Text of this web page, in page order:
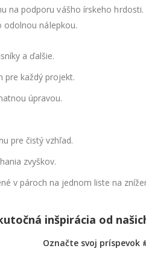
na podporu vášho írskeho
nálepkou.
a ďalšie.
pre každý projekt.
úpravou.
pre čistý vzhľad.
zvyškov.
v pároch na jednom liste na
inšpirácia od
Označte svoj príspevok